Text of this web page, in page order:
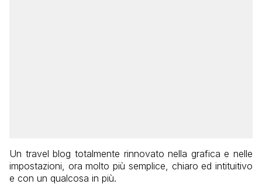
Un travel blog totalmente rinnovato nella grafica e nelle
impostazioni, ora molto più semplice, chiaro ed intituitivo
e con un qualcosa in più.